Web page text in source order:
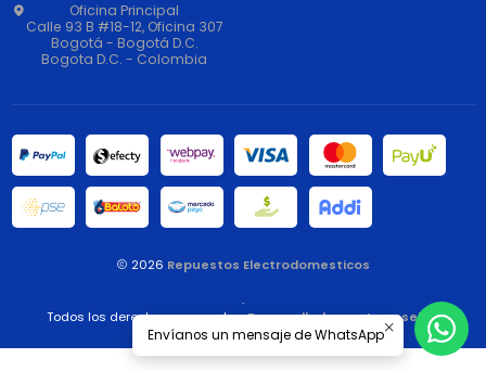
Oficina Principal
Calle 93 B #18-12, Oficina 307
Bogotá - Bogotá D.C.
Bogota D.C. - Colombia
2026 Repuestos Electrodomesticos
.
Todos los derechos reservados.Desarrollado por Jumpseller.
Envíanos un mensaje de WhatsApp